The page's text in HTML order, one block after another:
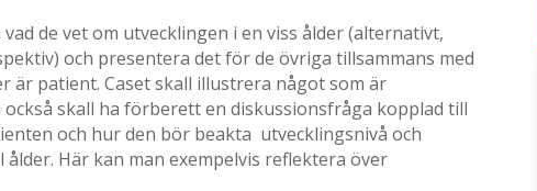
de vet om utvecklingen i en viss ålder (alternativt,
och presentera det för de övriga tillsammans med
är patient. Caset skall illustrera något som är
skall ha förberett en diskussionsfråga kopplad till
och hur den bör beakta utvecklingsnivå och
Här kan man exempelvis reflektera över